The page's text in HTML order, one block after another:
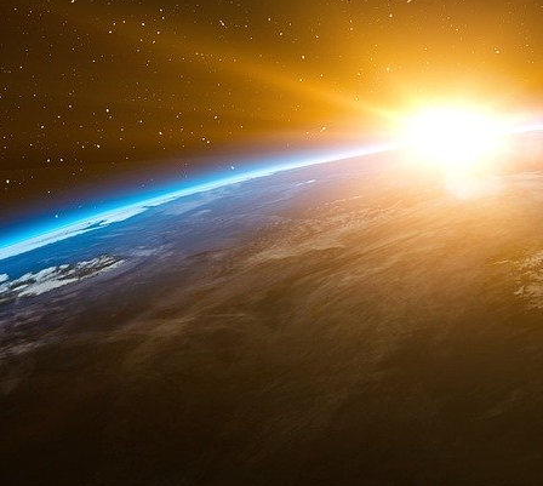
M. Trump domine les primaires
président Joe Biden dans les États clés.
59 % des électeurs lui font confiance en
M. Biden. Dans les primaires, au moins, les
n’ont fait que renforcer M. Trump. Pendant
le soutien des électeurs noirs et
abandonnent le parti. Au cours des 12
candidat pourrait déterminer la course - et
C’est un moment périlleux pour un
à la porte du bureau ovale.La démocratie
M. Trump selon laquelle il avait remporté
s’agissait d’un pari cynique sur sa capacité à